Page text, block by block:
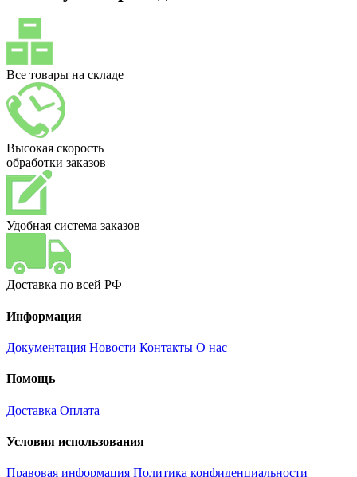
Все товары на складе
Высокая скорость
обработки заказов
Удобная система заказов
Доставка по всей РФ
Информация
Документация Новости Контакты О нас
Помощь
Доставка Оплата
Условия использования
Правовая информация Политика конфиденциальности